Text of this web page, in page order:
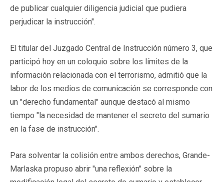
de publicar cualquier diligencia judicial que pudiera
perjudicar la instrucción".
El titular del Juzgado Central de Instrucción número 3, que
participó hoy en un coloquio sobre los límites de la
información relacionada con el terrorismo, admitió que la
labor de los medios de comunicación se corresponde con
un "derecho fundamental" aunque destacó al mismo
tiempo "la necesidad de mantener el secreto del sumario
en la fase de instrucción".
Para solventar la colisión entre ambos derechos, Grande-
Marlaska propuso abrir "una reflexión" sobre la